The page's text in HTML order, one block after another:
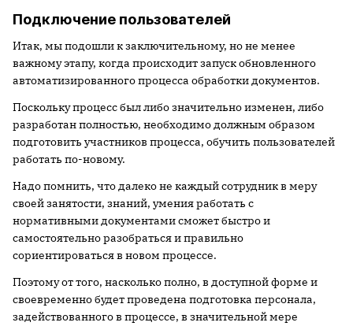
Подключение пользователей
Итак, мы подошли к заключительному, но не менее
важному этапу, когда происходит запуск обновленного
автоматизированного процесса обработки документов.
Поскольку процесс был либо значительно изменен, либо
разработан полностью, необходимо должным образом
подготовить участников процесса, обучить пользователей
работать по-новому.
Надо помнить, что далеко не каждый сотрудник в меру
своей занятости, знаний, умения работать с
нормативными документами сможет быстро и
самостоятельно разобраться и правильно
сориентироваться в новом процессе.
Поэтому от того, насколько полно, в доступной форме и
своевременно будет проведена подготовка персонала,
задействованного в процессе, в значительной мере